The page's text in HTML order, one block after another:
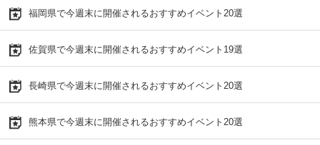
福岡県で今週末に開催されるおすすめイベント20選
佐賀県で今週末に開催されるおすすめイベント19選
長崎県で今週末に開催されるおすすめイベント20選
熊本県で今週末に開催されるおすすめイベント20選